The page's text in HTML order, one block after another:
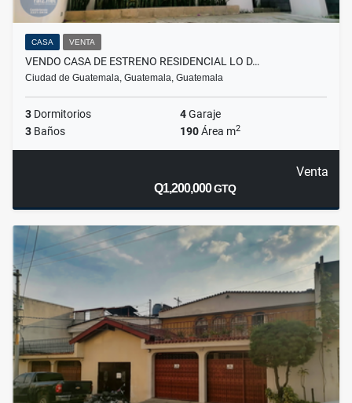
CASA VENTA
VENDO CASA DE ESTRENO RESIDENCIAL LO D…
Ciudad de Guatemala, Guatemala, Guatemala
3 Dormitorios 4Garaje
3 Baños 190Área m2
Venta
Q1,200,000GTQ